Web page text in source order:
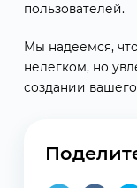
пользователей.
Мы надеемся,
нелегком, но
создании